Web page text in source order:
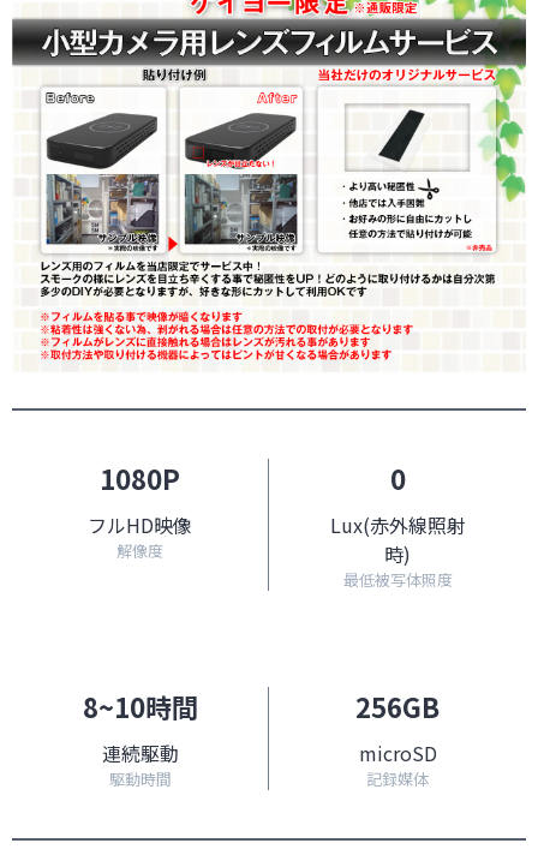
1080P
フルHD映像
解像度
0
Lux(赤外線照射
時)
最低被写体照度
8~10時間
連続駆動
駆動時間
256GB
microSD
記録媒体